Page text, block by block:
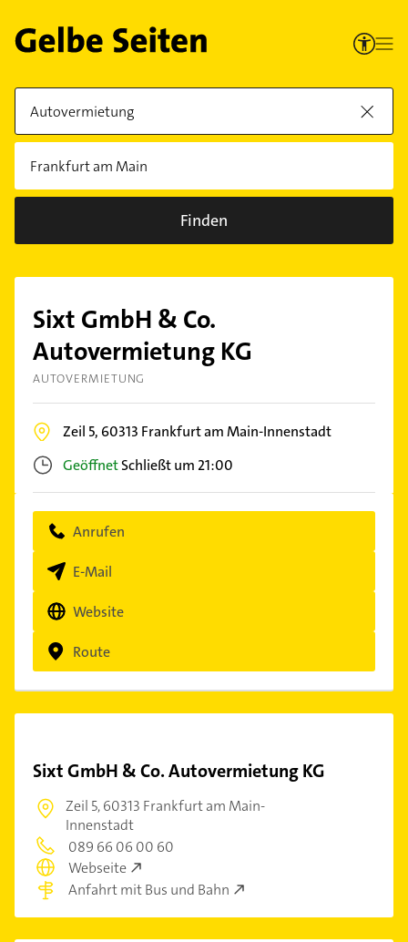
Finden
Sixt GmbH & Co.
Autovermietung KG
AUTOVERMIETUNG
Zeil 5, 60313 Frankfurt am Main-Innenstadt
GeöffnetSchließt um 21:00
Anrufen
E-Mail
Website
Route
Sixt GmbH & Co. Autovermietung KG
Zeil 5,60313 Frankfurt am Main-
Innenstadt
089 66 06 00 60
Webseite
Anfahrt mit Bus und Bahn